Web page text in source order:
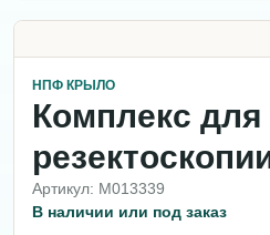
НПФ КРЫЛО
Комплекс для
Артикул: M013339
В наличии или под заказ